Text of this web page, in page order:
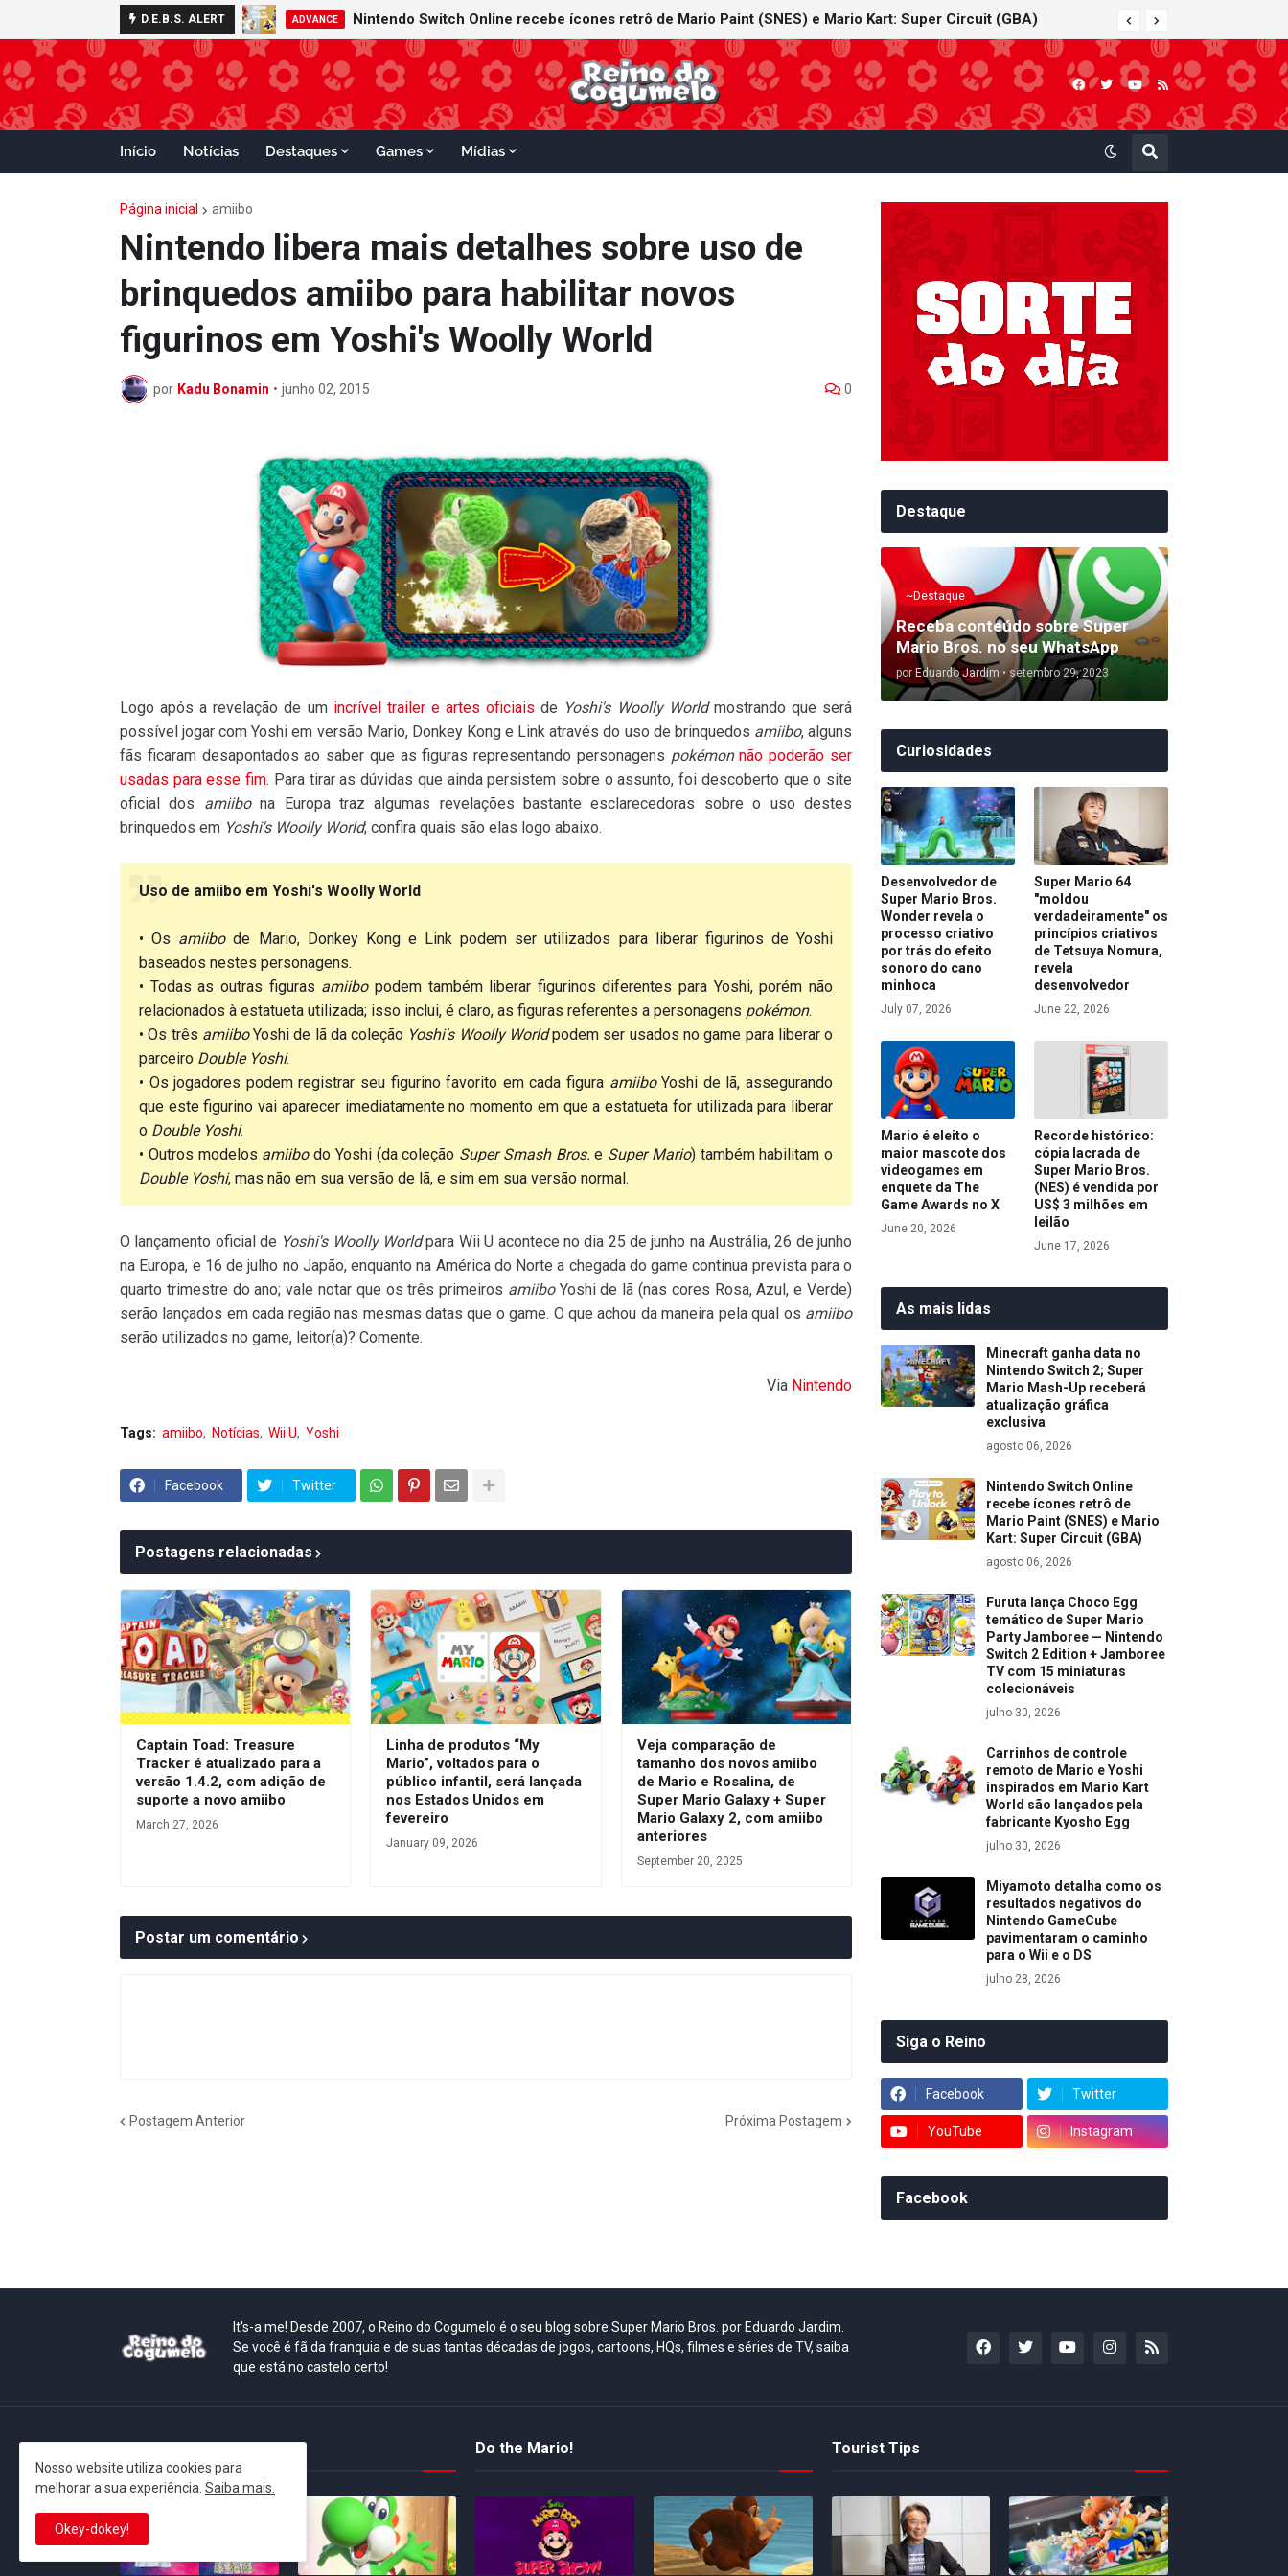
D.E.B.S. ALERT ADVANCE Nintendo Switch Online recebe ícones retrô de Mario Paint (SNES) e Mario Kart: Super Circuit (GBA)
Início Notícias Destaques Games Mídias
Página inicial amiibo
Nintendo libera mais detalhes sobre uso de
brinquedos amiibo para habilitar novos
figurinos em Yoshi's Woolly World
por Kadu Bonamin • junho 02, 2015 0
Logo após a revelação de um incrível trailer e artes oficiais de Yoshi's Woolly Worldmostrando que será
possível jogar com Yoshi em versão Mario, Donkey Kong e Link através do uso de brinquedos amiibo, alguns
fãs ficaram desapontados ao saber que as figuras representando personagens pokémon não poderão ser
usadas para esse fim. Para tirar as dúvidas que ainda persistem sobre o assunto, foi descoberto que o site
oficial dos amiibona Europa traz algumas revelações bastante esclarecedoras sobre o uso destes
brinquedos em Yoshi's Woolly World; confira quais são elas logo abaixo.
Uso de amiibo em Yoshi's Woolly World
• Os amiibode Mario, Donkey Kong e Link podem ser utilizados para liberar figurinos de Yoshi
baseados nestes personagens.
• Todas as outras figuras amiibopodem também liberar figurinos diferentes para Yoshi, porém não
relacionados à estatueta utilizada; isso inclui, é claro, as figuras referentes a personagens pokémon.
• Os três amiiboYoshi de lã da coleção Yoshi's Woolly Worldpodem ser usados no game para liberar o
parceiro Double Yoshi.
• Os jogadores podem registrar seu figurino favorito em cada figura amiiboYoshi de lã, assegurando
que este figurino vai aparecer imediatamente no momento em que a estatueta for utilizada para liberar
o Double Yoshi.
• Outros modelos amiibodo Yoshi (da coleção Super Smash Bros. e Super Mario) também habilitam o
Double Yoshi, mas não em sua versão de lã, e sim em sua versão normal.
O lançamento oficial de Yoshi's Woolly Worldpara Wii U acontece no dia 25 de junho na Austrália, 26 de junho
na Europa, e 16 de julho no Japão, enquanto na América do Norte a chegada do game continua prevista para o
quarto trimestre do ano; vale notar que os três primeiros amiiboYoshi de lã (nas cores Rosa, Azul, e Verde)
serão lançados em cada região nas mesmas datas que o game. O que achou da maneira pela qual os amiibo
serão utilizados no game, leitor(a)? Comente.
Via Nintendo
Tags: amiibo Notícias Wii U Yoshi
Facebook Twitter
Postagens relacionadas
Captain Toad: Treasure
Tracker é atualizado para a
versão 1.4.2, com adição de
suporte a novo amiibo
March 27, 2026
Linha de produtos “My
Mario”, voltados para o
público infantil, será lançada
nos Estados Unidos em
fevereiro
January 09, 2026
Veja comparação de
tamanho dos novos amiibo
de Mario e Rosalina, de
Super Mario Galaxy + Super
Mario Galaxy 2, com amiibo
anteriores
September 20, 2025
Postar um comentário
Postagem Anterior Próxima Postagem
Destaque
~Destaque
Receba conteúdo sobre Super
Mario Bros. no seu WhatsApp
por Eduardo Jardim • setembro 29, 2023
Curiosidades
Desenvolvedor de
Super Mario Bros.
Wonder revela o
processo criativo
por trás do efeito
sonoro do cano
minhoca
July 07, 2026
Super Mario 64
"moldou
verdadeiramente" os
princípios criativos
de Tetsuya Nomura,
revela
desenvolvedor
June 22, 2026
Mario é eleito o
maior mascote dos
videogames em
enquete da The
Game Awards no X
June 20, 2026
Recorde histórico:
cópia lacrada de
Super Mario Bros.
(NES) é vendida por
US$ 3 milhões em
leilão
June 17, 2026
As mais lidas
Minecraft ganha data no
Nintendo Switch 2; Super
Mario Mash-Up receberá
atualização gráfica
exclusiva
agosto 06, 2026
Nintendo Switch Online
recebe ícones retrô de
Mario Paint (SNES) e Mario
Kart: Super Circuit (GBA)
agosto 06, 2026
Furuta lança Choco Egg
temático de Super Mario
Party Jamboree — Nintendo
Switch 2 Edition + Jamboree
TV com 15 miniaturas
colecionáveis
julho 30, 2026
Carrinhos de controle
remoto de Mario e Yoshi
inspirados em Mario Kart
World são lançados pela
fabricante Kyosho Egg
julho 30, 2026
Miyamoto detalha como os
resultados negativos do
Nintendo GameCube
pavimentaram o caminho
para o Wii e o DS
julho 28, 2026
Siga o Reino
Facebook Twitter
YouTube Instagram
Facebook
It's-a me! Desde 2007, o Reino do Cogumelo é o seu blog sobre Super Mario Bros. por Eduardo Jardim.
Se você é fã da franquia e de suas tantas décadas de jogos, cartoons, HQs, filmes e séries de TV, saiba
que está no castelo certo!
Do the Mario! Tourist Tips
Nosso website utiliza cookies para
melhorar a sua experiência. Saiba mais.
Okey-dokey!